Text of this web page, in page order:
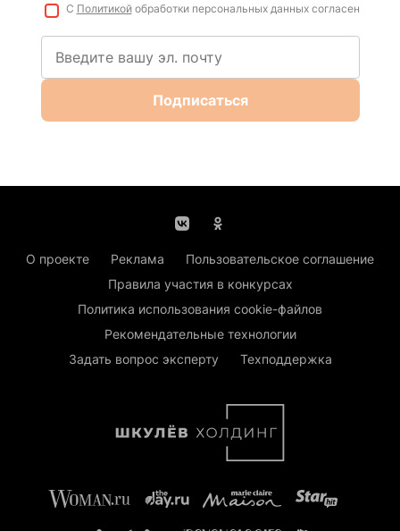
С Политикойобработки персональных данных согласен
Подписаться
О проекте Реклама
Пользовательское соглашение
Правила участия в конкурсах
Политика использования cookie-файлов
Рекомендательные технологии
Задать вопрос эксперту
Техподдержка